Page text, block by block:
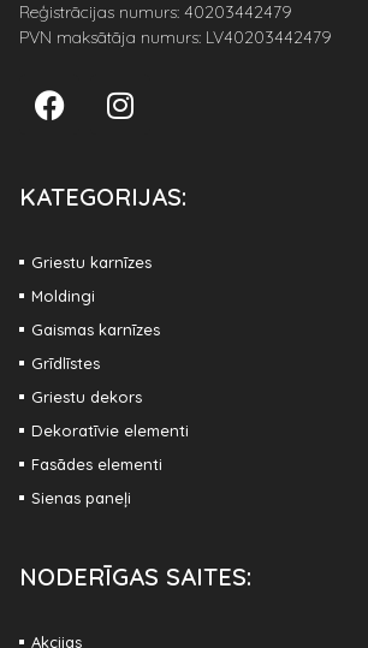
Reģistrācijas numurs: 40203442479
PVN maksātāja numurs: LV40203442479
KATEGORIJAS:
Griestu karnīzes
Moldingi
Gaismas karnīzes
Grīdlīstes
Griestu dekors
Dekoratīvie elementi
Fasādes elementi
Sienas paneļi
NODERĪGAS SAITES:
Akcijas